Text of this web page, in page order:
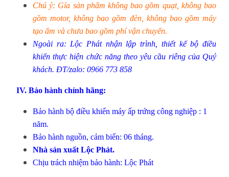
Chú ý: Gía sản phẩm không bao gồm quạt, không bao
gồm motor, không bao gồm đèn, không bao gồm máy
tạo ẩm và chưa bao gồm phí vận chuyển.
Ngoài ra: Lộc Phát nhận lập trình, thiết kế bộ điều
khiển thực hiện chức năng theo yêu cầu riêng của Quý
khách. ĐT/zalo: 0966 773 858
IV. Bảo hành chính hãng:
Bảo hành bộ điều khiển máy ấp trứng công nghiệp : 1
năm.
Bảo hành nguồn, cảm biến: 06 tháng.
Nhà sản xuất Lộc Phát.
Chịu trách nhiệm bảo hành: Lộc Phát